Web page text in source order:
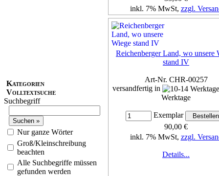
Kategorien
Volltextsuche
Suchbegriff
Nur ganze Wörter
Groß/Kleinschreibung
beachten
Alle Suchbegriffe müssen
gefunden werden
inkl. 7% MwSt, zzgl.
Details...
Reichenberger Land, wo unsere
stand IV
Art-Nr. CHR-00257
versandfertig in
Werktage
Exemplar
90,00 €
inkl. 7% MwSt, zzgl.
Details...